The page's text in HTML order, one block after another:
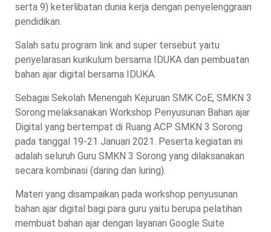
serta 9) keterlibatan dunia kerja dengan penyelenggraan
pendidikan.
Salah satu program link and super tersebut yaitu
penyelarasan kurikulum bersama IDUKA dan pembuatan
bahan ajar digital bersama IDUKA.
Sebagai Sekolah Menengah Kejuruan SMK CoE, SMKN 3
Sorong melaksanakan Workshop Penyusunan Bahan ajar
Digital yang bertempat di Ruang ACP SMKN 3 Sorong
pada tanggal 19-21 Januari 2021. Peserta kegiatan ini
adalah seluruh Guru SMKN 3 Sorong yang dilaksanakan
secara kombinasi (daring dan luring).
Materi yang disampaikan pada workshop penyusunan
bahan ajar digital bagi para guru yaitu berupa pelatihan
membuat bahan ajar dengan layanan Google Suite